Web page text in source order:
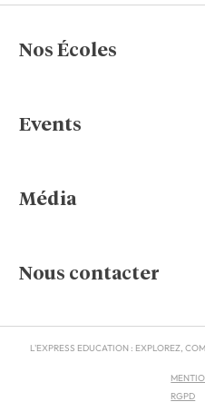
Nos Écoles
Events
Média
Nous contacter
L'EXPRESS EDUCATION : EXPLOREZ,
RGPD